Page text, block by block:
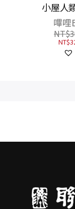
小屋人
嗶哩
NT$
NT$